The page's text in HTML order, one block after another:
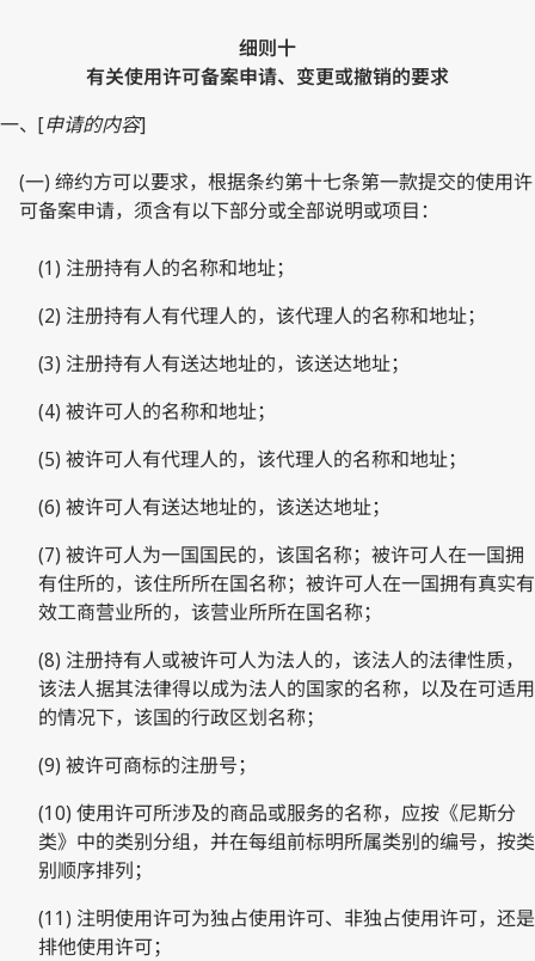
细则十
有关使用许可备案申请、变更或撤销的要求
一、[申请的内容]
(一) 缔约方可以要求，根据条约第十七条第一款提交的使用许
可备案申请，须含有以下部分或全部说明或项目：
(1) 注册持有人的名称和地址；
(2) 注册持有人有代理人的，该代理人的名称和地址；
(3) 注册持有人有送达地址的，该送达地址；
(4) 被许可人的名称和地址；
(5) 被许可人有代理人的，该代理人的名称和地址；
(6) 被许可人有送达地址的，该送达地址；
(7) 被许可人为一国国民的，该国名称；被许可人在一国拥
有住所的，该住所所在国名称；被许可人在一国拥有真实有
效工商营业所的，该营业所所在国名称；
(8) 注册持有人或被许可人为法人的，该法人的法律性质，
该法人据其法律得以成为法人的国家的名称，以及在可适用
的情况下，该国的行政区划名称；
(9) 被许可商标的注册号；
(10) 使用许可所涉及的商品或服务的名称，应按《尼斯分
类》中的类别分组，并在每组前标明所属类别的编号，按类
别顺序排列；
(11) 注明使用许可为独占使用许可、非独占使用许可，还是
排他使用许可；